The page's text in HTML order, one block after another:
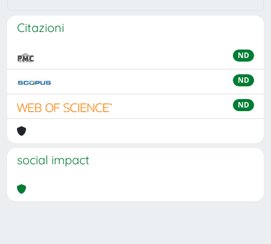
Citazioni
ND
ND
ND
social impact